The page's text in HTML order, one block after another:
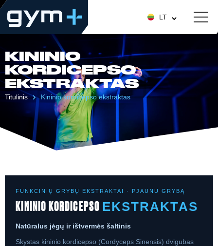
LT
KININIO
KORDICEPSO
EKSTRAKTAS
Titulinis Kininio kordicepso ekstraktas
FUNKCINIŲ GRYBŲ EKSTRAKTAI · PJAUNU GRYBĄ
KININIO KORDICEPSO EKSTRAKTAS
Natūralus jėgų ir ištvermės šaltinis
Skystas kininio kordicepso (Cordyceps Sinensis) dvigubas